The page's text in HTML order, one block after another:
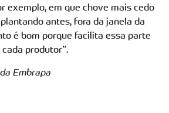
exemplo, em que chove mais cedo
antes, fora da janela da
é bom porque facilita essa parte
produtor”.
Embrapa